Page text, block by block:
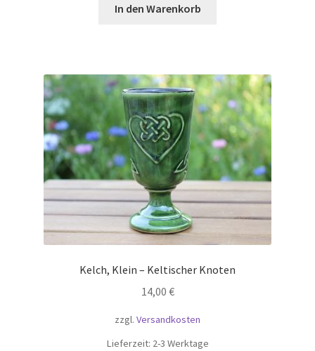
In den Warenkorb
Kelch, Klein – Keltischer Knoten
14,00 €
zzgl. Versandkosten
Lieferzeit: 2-3 Werktage